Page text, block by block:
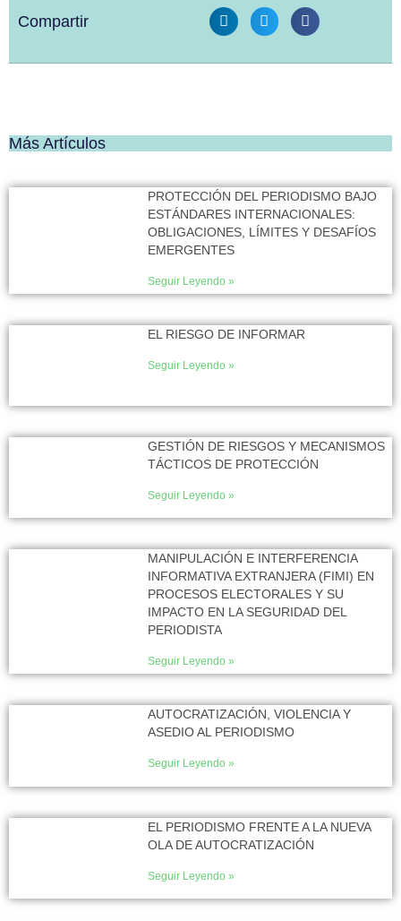
Compartir
Más Artículos
PROTECCIÓN DEL PERIODISMO BAJO
ESTÁNDARES INTERNACIONALES:
OBLIGACIONES, LÍMITES Y DESAFÍOS
EMERGENTES
Seguir Leyendo »
EL RIESGO DE INFORMAR
Seguir Leyendo »
GESTIÓN DE RIESGOS Y MECANISMOS
TÁCTICOS DE PROTECCIÓN
Seguir Leyendo »
MANIPULACIÓN E INTERFERENCIA
INFORMATIVA EXTRANJERA (FIMI) EN
PROCESOS ELECTORALES Y SU
IMPACTO EN LA SEGURIDAD DEL
PERIODISTA
Seguir Leyendo »
AUTOCRATIZACIÓN, VIOLENCIA Y
ASEDIO AL PERIODISMO
Seguir Leyendo »
EL PERIODISMO FRENTE A LA NUEVA
OLA DE AUTOCRATIZACIÓN
Seguir Leyendo »